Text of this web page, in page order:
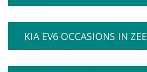
KIA EV6 OCCASIONS IN